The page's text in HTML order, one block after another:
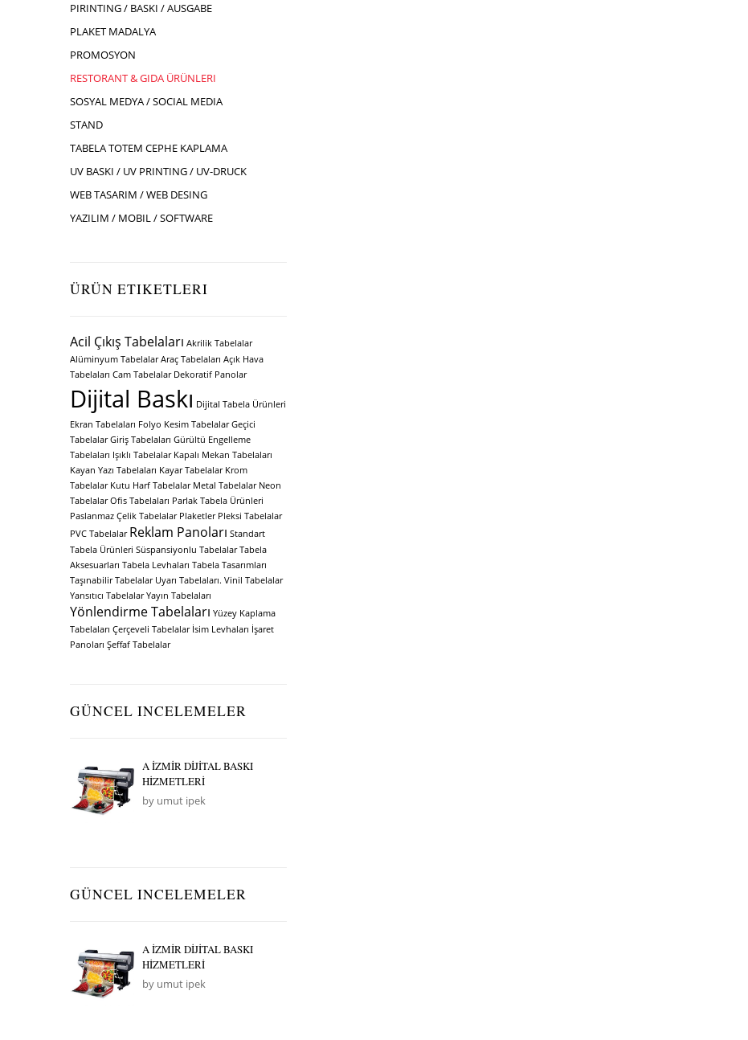
PIRINTING / BASKI / AUSGABE
PLAKET MADALYA
PROMOSYON
RESTORANT & GIDA ÜRÜNLERI
SOSYAL MEDYA / SOCIAL MEDIA
STAND
TABELA TOTEM CEPHE KAPLAMA
UV BASKI / UV PRINTING / UV-DRUCK
WEB TASARIM / WEB DESING
YAZILIM / MOBIL / SOFTWARE
ÜRÜN ETIKETLERI
Acil Çıkış Tabelaları Akrilik Tabelalar
Alüminyum Tabelalar Araç Tabelaları Açık Hava
Tabelaları Cam Tabelalar Dekoratif Panolar
Dijital Baskı Dijital Tabela Ürünleri
Ekran Tabelaları Folyo Kesim Tabelalar Geçici
Tabelalar Giriş Tabelaları Gürültü Engelleme
Tabelaları Işıklı Tabelalar Kapalı Mekan Tabelaları
Kayan Yazı Tabelaları Kayar Tabelalar Krom
Tabelalar Kutu Harf Tabelalar Metal Tabelalar Neon
Tabelalar Ofis Tabelaları Parlak Tabela Ürünleri
Paslanmaz Çelik Tabelalar Plaketler Pleksi Tabelalar
PVC Tabelalar Reklam Panoları Standart
Tabela Ürünleri Süspansiyonlu Tabelalar Tabela
Aksesuarları Tabela Levhaları Tabela Tasarımları
Taşınabilir Tabelalar Uyarı Tabelaları. Vinil Tabelalar
Yansıtıcı Tabelalar Yayın Tabelaları
Yönlendirme Tabelaları Yüzey Kaplama
Tabelaları Çerçeveli Tabelalar İsim Levhaları İşaret
Panoları Şeffaf Tabelalar
GÜNCEL INCELEMELER
A İZMİR DİJİTAL BASKI
HİZMETLERİ
by umut ipek
GÜNCEL INCELEMELER
A İZMİR DİJİTAL BASKI
HİZMETLERİ
by umut ipek